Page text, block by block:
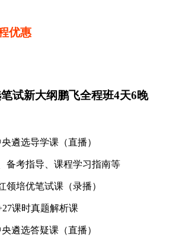
优惠
试新大纲鹏飞全程班4天6晚
遴选导学课（直播）
备考指导、课程学习指南等
领培优笔试课（录播）
课时真题解析课
遴选答疑课（直播）